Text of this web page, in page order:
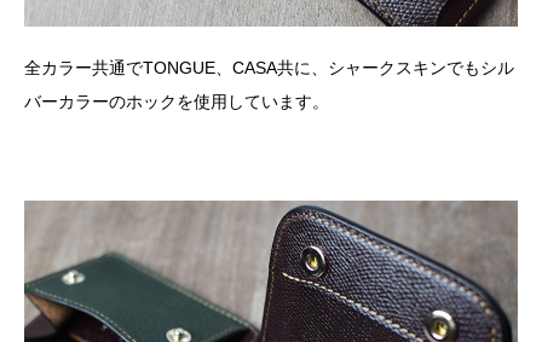
全カラー共通でTONGUE、CASA共に、シャークスキンでもシル
バーカラーのホックを使用しています。